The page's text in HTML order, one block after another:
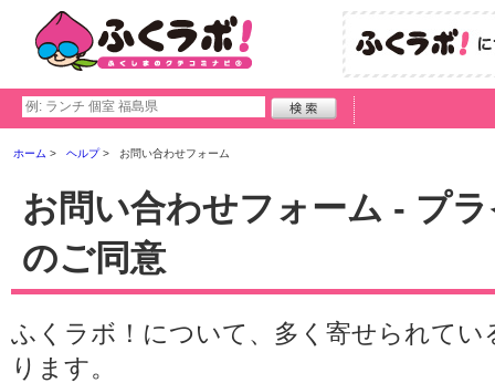
ホーム ヘルプ お問い合わせフォーム
お問い合わせフォーム - プ
のご同意
ふくラボ！について、多く寄せられてい
ります。